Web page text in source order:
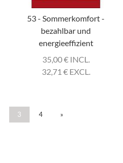
53 - Sommerkomfort -
bezahlbar und
energieeffizient
35,00€INCL.
32,71 €EXCL.
3 4 »